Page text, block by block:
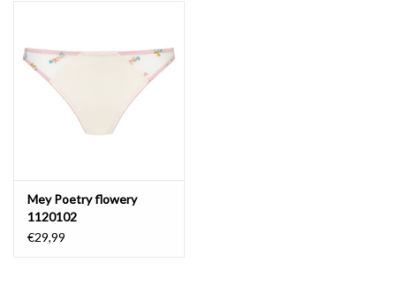
Mey Poetry flowery
1120102
€29,99